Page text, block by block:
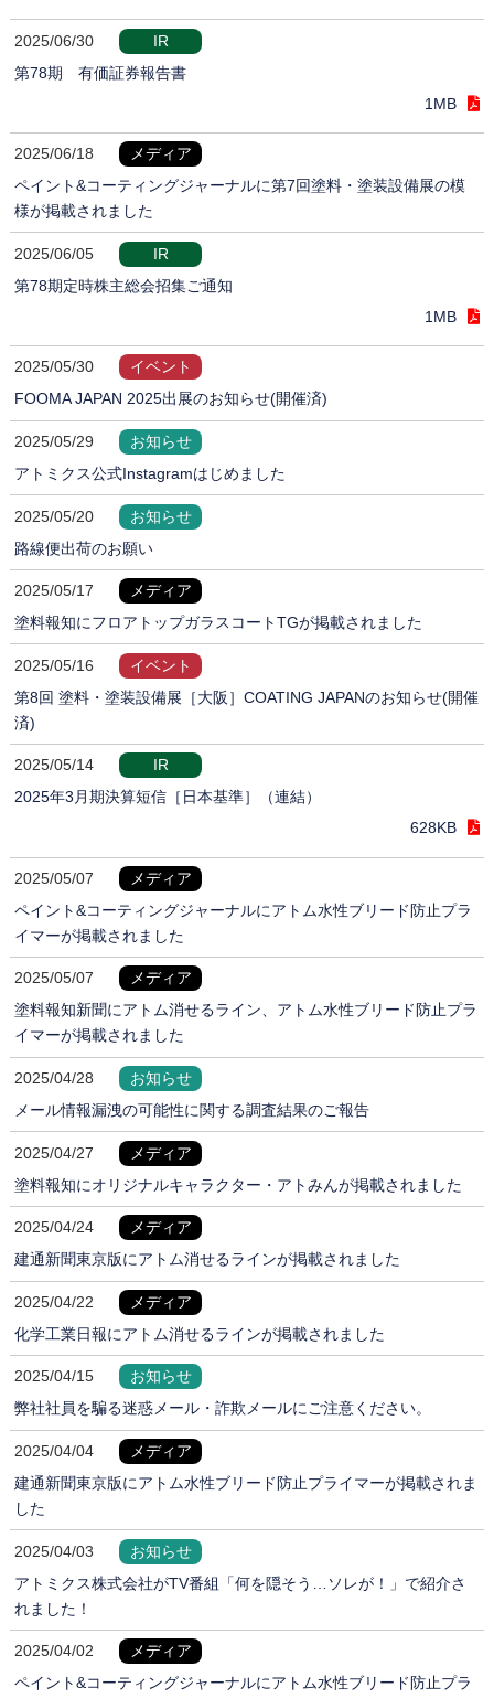
2025/06/30
IR
第78期 有価証券報告書
1MB
2025/06/18
メディア
ペイント&コーティングジャーナルに第7回塗料・塗装設備展の模
様が掲載されました
2025/06/05
IR
第78期定時株主総会招集ご通知
1MB
2025/05/30
イベント
FOOMA JAPAN 2025出展のお知らせ(開催済)
2025/05/29
お知らせ
アトミクス公式Instagramはじめました
2025/05/20
お知らせ
路線便出荷のお願い
2025/05/17
メディア
塗料報知にフロアトップガラスコートTGが掲載されました
2025/05/16
イベント
第8回 塗料・塗装設備展［大阪］COATING JAPANのお知らせ(開催
済)
2025/05/14
IR
2025年3月期決算短信［日本基準］（連結）
628KB
2025/05/07
メディア
ペイント&コーティングジャーナルにアトム水性ブリード防止プラ
イマーが掲載されました
2025/05/07
メディア
塗料報知新聞にアトム消せるライン、アトム水性ブリード防止プラ
イマーが掲載されました
2025/04/28
お知らせ
メール情報漏洩の可能性に関する調査結果のご報告
2025/04/27
メディア
塗料報知にオリジナルキャラクター・アトみんが掲載されました
2025/04/24
メディア
建通新聞東京版にアトム消せるラインが掲載されました
2025/04/22
メディア
化学工業日報にアトム消せるラインが掲載されました
2025/04/15
お知らせ
弊社社員を騙る迷惑メール・詐欺メールにご注意ください。
2025/04/04
メディア
建通新聞東京版にアトム水性ブリード防止プライマーが掲載されま
した
2025/04/03
お知らせ
アトミクス株式会社がTV番組「何を隠そう…ソレが！」で紹介さ
れました！
2025/04/02
メディア
ペイント&コーティングジャーナルにアトム水性ブリード防止プラ